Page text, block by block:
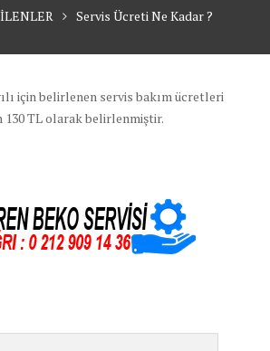
Servis Ücreti Ne Kadar ?
için belirlenen servis bakım ücretleri
TL olarak belirlenmiştir.